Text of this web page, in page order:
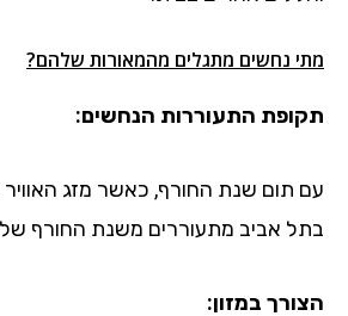
מתי נחשים מתגלים מהמאורות שלהם?
תקופת התעוררות הנחשים:
עם תום שנת החורף, כאשר מזג
בתל אביב מתעוררים משנת החורף
הצורך במזון: